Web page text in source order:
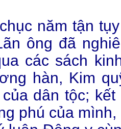
năm tận
ông đã
các sách
hàn, Kim
của dân tộc;
phú của